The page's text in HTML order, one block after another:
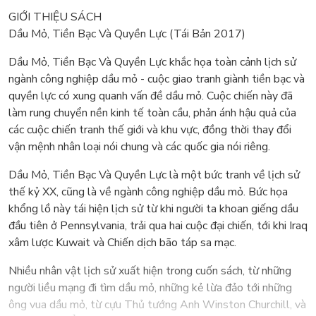
GIỚI THIỆU SÁCH
Dầu Mỏ, Tiền Bạc Và Quyền Lực (Tái Bản 2017)
Dầu Mỏ, Tiền Bạc Và Quyền Lực khắc họa toàn cảnh lịch sử
ngành công nghiệp dầu mỏ - cuộc giao tranh giành tiền bạc và
quyền lực có xung quanh vấn đề dầu mỏ. Cuộc chiến này đã
làm rung chuyển nền kinh tế toàn cầu, phản ánh hậu quả của
các cuộc chiến tranh thế giới và khu vực, đồng thời thay đổi
vận mệnh nhân loại nói chung và các quốc gia nói riêng.
Dầu Mỏ, Tiền Bạc Và Quyền Lực là một bức tranh về lịch sử
thế kỷ XX, cũng là về ngành công nghiệp dầu mỏ. Bức họa
khổng lồ này tái hiện lịch sử từ khi người ta khoan giếng dầu
đầu tiên ở Pennsylvania, trải qua hai cuộc đại chiến, tới khi Iraq
xâm lược Kuwait và Chiến dịch bão táp sa mạc.
Nhiều nhân vật lịch sử xuất hiện trong cuốn sách, từ những
người liều mạng đi tìm dầu mỏ, những kẻ lừa đảo tới những
ông vua dầu mỏ, từ cựu Thủ tướng Anh Winston Churchill, và